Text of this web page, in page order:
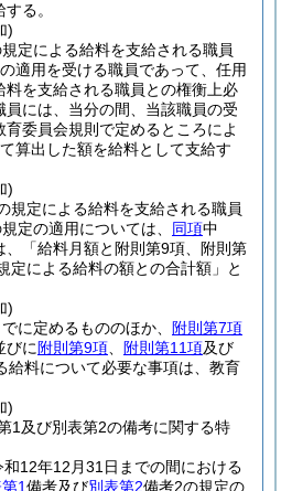
る。
)
定による給料を支給される職員
適用を受ける職員であって、任用
を支給される職員との権衡上必
には、当分の間、当該職員の受
委員会規則で定めるところによ
算出した額を給料として支給す
)
規定による給料を支給される職員
定の適用については、 同項中
、「給料月額と附則第9項、附則第
定による給料の額との合計額」と
)
でに定めるもののほか、
附則第7項
びに 附則第9項 附則第11項及び
給料について必要な事項は、教育
)
1及び別表第2の備考に関する特
12年12月31日までの間における
1備考及び別表第2備考2の規定の